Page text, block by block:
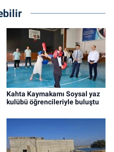
Kahta Kaymakamı Soysal yaz
kulübü öğrencileriyle buluştu